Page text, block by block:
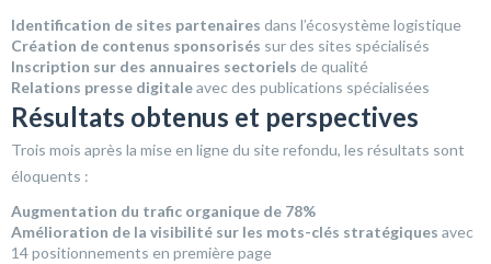
Identification de sites partenaires dans l’écosystème logistique
Création de contenus sponsorisés sur des sites spécialisés
Inscription sur des annuaires sectoriels de qualité
Relations presse digitaleavec des publications spécialisées
Résultats obtenus et perspectives
Trois mois après la mise en ligne du site refondu, les résultats sont
éloquents :
Augmentation du trafic organique de 78%
Amélioration de la visibilité sur les mots-clés stratégiques avec
14 positionnements en première page